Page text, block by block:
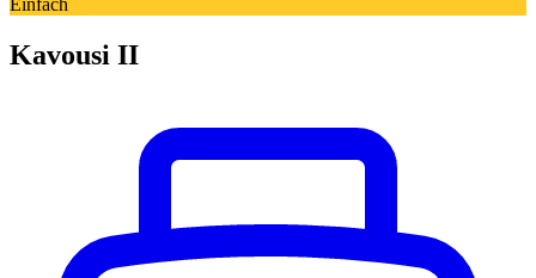
Einfach
Kavousi II